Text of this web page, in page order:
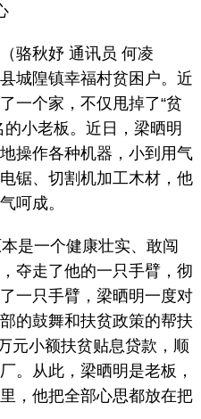
秋妤 通讯员 何凌
城隍镇幸福村贫困户。近
一个家，不仅甩掉了“贫
小老板。近日，梁晒明
操作各种机器，小到用气
锯、切割机加工木材，他
呵成。
一个健康壮实、敢闯
夺走了他的一只手臂，彻
一只手臂，梁晒明一度对
的鼓舞和扶贫政策的帮扶
元小额扶贫贴息贷款，顺
。从此，梁晒明是老板，
，他把全部心思都放在把